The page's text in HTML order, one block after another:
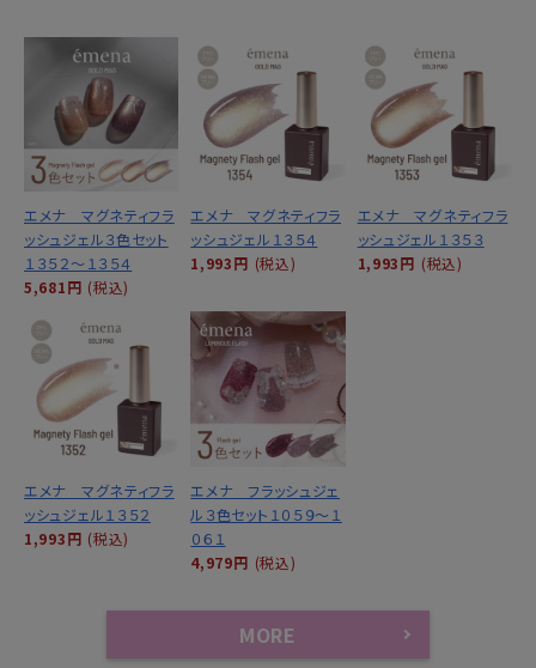
エメナ マグネティフラ
ッシュジェル３色セット
１３５２～１３５４
5,681円 (税込)
エメナ マグネティフラ
ッシュジェル１３５４
1,993円 (税込)
エメナ マグネティフラ
ッシュジェル１３５３
1,993円 (税込)
エメナ マグネティフラ
ッシュジェル１３５２
1,993円 (税込)
エメナ フラッシュジェ
ル３色セット１０５９～１
０６１
4,979円 (税込)
MORE